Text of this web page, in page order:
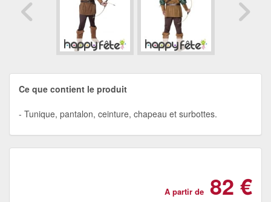
Ce que contient le produit
Tunique, pantalon, ceinture, chapeau et surbottes.
A partir de 82 €